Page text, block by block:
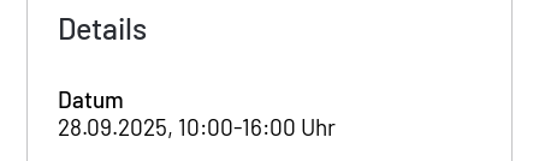
Details
Datum
28.09.2025, 10:00-16:00 Uhr